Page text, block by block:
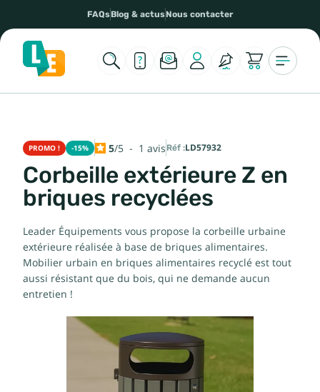
FAQsBlog & actusNous contacter
PROMO ! -15% 5/5 - 1 avis Réf :LD57932
Corbeille extérieure Z en
briques recyclées
Leader Équipements vous propose la corbeille urbaine
extérieure réalisée à base de briques alimentaires.
Mobilier urbain en briques alimentaires recyclé est tout
aussi résistant que du bois, qui ne demande aucun
entretien !